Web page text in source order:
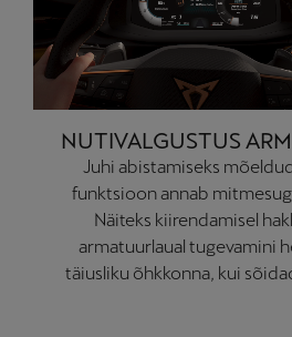
NUTIVALGUSTUS
Juhi abistamiseks
funktsioon annab
Näiteks kiirendamisel
armatuurlaual tugevamini
täiusliku õhkkonna, kui